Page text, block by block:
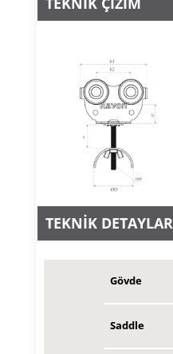
TEKNİK DETAYLAR
Gövde
Saddle